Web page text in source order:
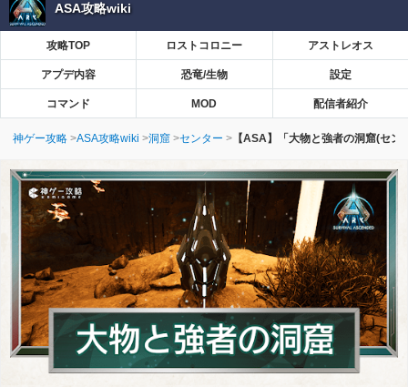
ASA攻略wiki
攻略TOP ロストコロニー アストレオス
アプデ内容 恐竜/生物 設定
コマンド MOD 配信者紹介
神ゲー攻略 ASA攻略wiki 洞窟 センター 【ASA】「大物と強者の洞窟(セ